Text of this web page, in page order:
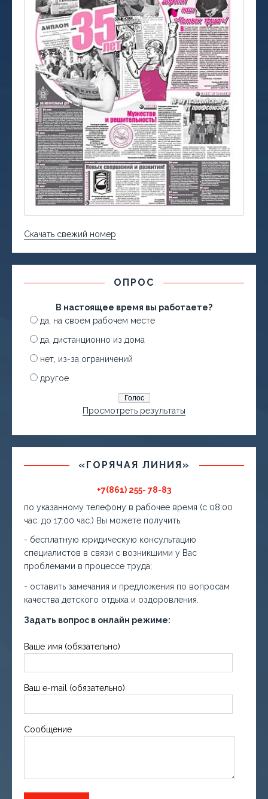
Скачать свежий номер
ОПРОС
В настоящее время вы работаете?
да, на своем рабочем месте
да, дистанционно из дома
нет, из-за ограничений
другое
Просмотреть результаты
«ГОРЯЧАЯ ЛИНИЯ»
+7(861) 255- 78-83
по указанному телефону в рабочее время (с 08:00
час. до 17:00 час.) Вы можете получить:
- бесплатную юридическую консультацию
специалистов в связи с возникшими у Вас
проблемами в процессе труда;
- оставить замечания и предложения по вопросам
качества детского отдыха и оздоровления.
Задать вопрос в онлайн режиме:
Ваше имя (обязательно)
Ваш e-mail (обязательно)
Сообщение